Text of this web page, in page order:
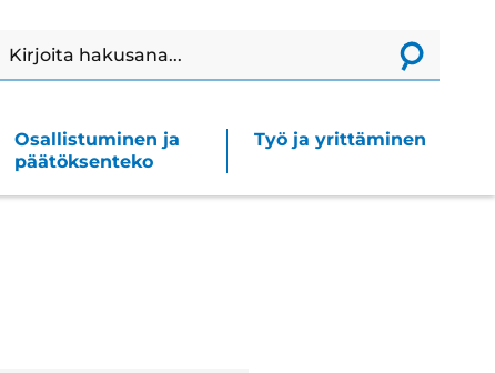
Osallistuminen ja
päätöksenteko
Työ ja yrittäminen
haku